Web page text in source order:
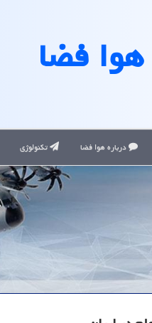
هوا فضا
درباره هوا فضا تکنولوژی